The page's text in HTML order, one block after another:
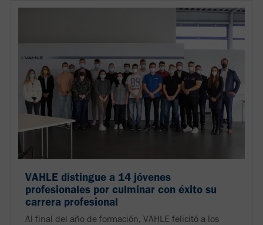
VAHLE distingue a 14 jóvenes
profesionales por culminar con éxito su
carrera profesional
Al final del año de formación, VAHLE felicitó a los